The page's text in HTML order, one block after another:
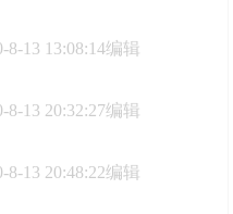
13 13:08:14编辑
13 20:32:27编辑
13 20:48:22编辑